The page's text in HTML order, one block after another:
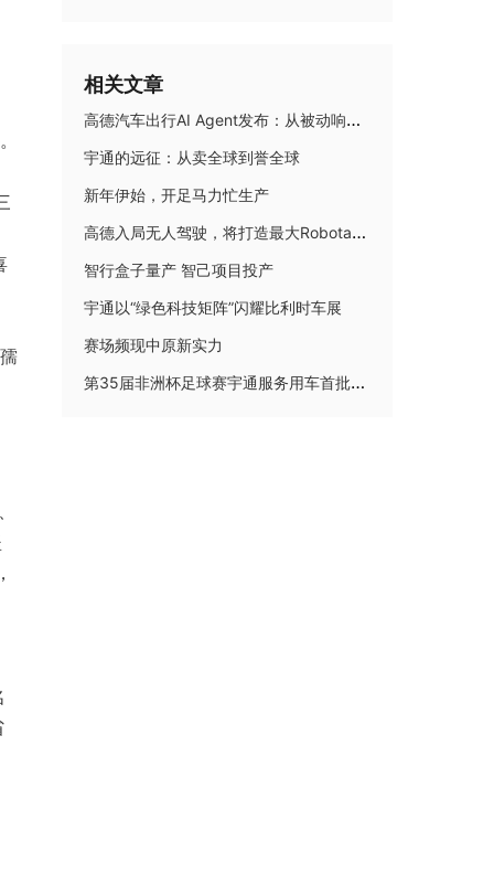
相关文章
高德汽车出行AI Agent发布：从被动响应到主动理解，智能座舱迈入AI Native时代
宇通的远征：从卖全球到誉全球
新年伊始，开足马力忙生产
高德入局无人驾驶，将打造最大Robotaxi聚合平台
智行盒子量产 智己项目投产
宇通以“绿色科技矩阵”闪耀比利时车展
赛场频现中原新实力
第35届非洲杯足球赛宇通服务用车首批交付